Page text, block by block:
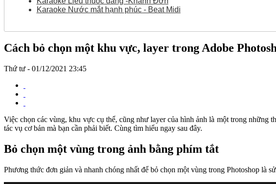
Cách bỏ chọn một khu vực, layer trong Adobe
Thứ tư - 01/12/2021 23:45
tác vụ cơ bản mà bạn cần phải biết. Cùng tìm hiểu ngay sau đây.
Phương thức đơn giản và nhanh chóng nhất để bỏ chọn một vùng trong Photoshop là